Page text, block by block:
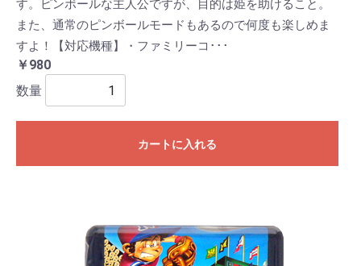
す。ピンボールな主人公ですが、目的は姫を助けること。
また、通常のピンボールモードもあるので何度も楽しめま
すよ！【対応機種】・ファミリーコ･･･
￥980
数量
カートに入れる